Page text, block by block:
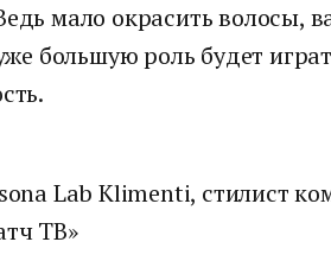
мало окрасить волосы,
большую роль будет
Lab Klimenti, стилист
ТВ»